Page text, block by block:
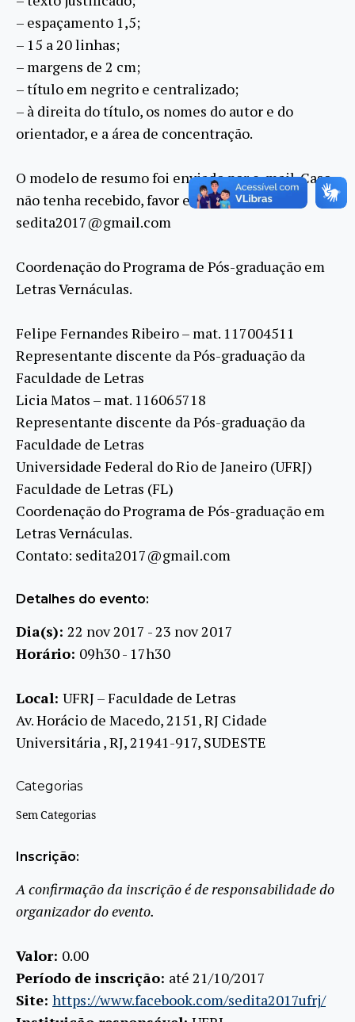
– espaçamento 1,5;
– 15 a 20 linhas;
– margens de 2 cm;
– título em negrito e centralizado;
– à direita do título, os nomes do autor e do
orientador, e a área de concentração.
O modelo de resumo foi enviado por e-mail. Caso
não tenha recebido, favor entrar em contato:
sedita2017@gmail.com
Coordenação do Programa de Pós-graduação em
Letras Vernáculas.
Felipe Fernandes Ribeiro – mat. 117004511
Representante discente da Pós-graduação da
Faculdade de Letras
Licia Matos – mat. 116065718
Representante discente da Pós-graduação da
Faculdade de Letras
Universidade Federal do Rio de Janeiro (UFRJ)
Faculdade de Letras (FL)
Coordenação do Programa de Pós-graduação em
Letras Vernáculas.
Contato: sedita2017@gmail.com
Detalhes do evento:
Dia(s): 22 nov 2017 - 23 nov 2017
Horário: 09h30 - 17h30
Local: UFRJ – Faculdade de Letras
Av. Horácio de Macedo, 2151, RJ Cidade
Universitária , RJ, 21941-917, SUDESTE
Categorias
Sem Categorias
Inscrição:
A confirmação da inscrição é de responsabilidade do
organizador do evento.
Valor: 0.00
Período de inscrição: até 21/10/2017
Site: https://www.facebook.com/sedita2017ufrj/